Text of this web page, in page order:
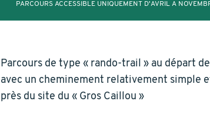
PARCOURS ACCESSIBLE UNIQUEMENT D'AVRIL A
Parcours de type « rando-trail » au départ
avec un cheminement relativement simple
près du site du « Gros Caillou »